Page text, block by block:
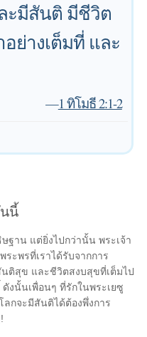
ะมีสันติ มีชีวิต
ย่างเต็มที่ และ
—1 ทิโมธี 2:1-2
นี้
ฐาน แต่ยิ่งไปกว่านั้น พระเจ้า
ระพรที่เราได้รับจากการ
ติสุข และชีวิตสงบสุขที่เต็มไป
งนั้นเพื่อนๆ ที่รักในพระเยซู
กจะมีสันติได้ต้องพึ่งการ